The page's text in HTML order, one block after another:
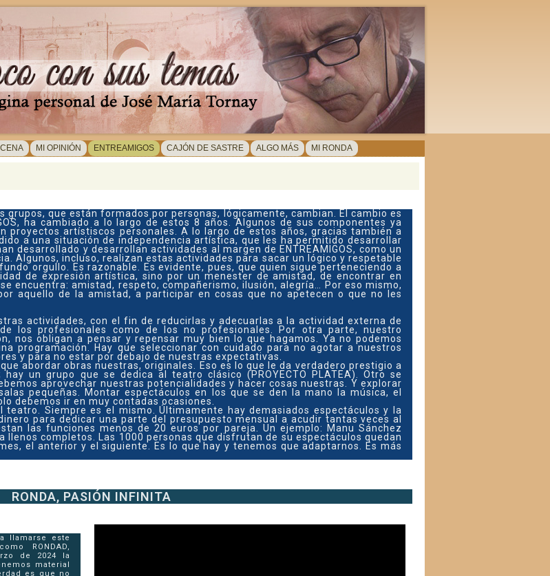
MI OPINIÓN ENTREAMIGOS CAJÓN DE SASTRE ALGO MÁS MI RONDA
grupos, que están formados por personas, lógicamente, cambian. El cambio es
ha cambiado a lo largo de estos 8 años. Algunos de sus componentes ya
proyectos artístiscos personales. A lo largo de estos años, gracias también a
a una situación de independencia artística, que les ha permitido desarrollar
desarrollado y desarrollan actividades al margen de ENTREAMIGOS, como un
Algunos, incluso, realizan estas actividades para sacar un lógico y respetable
orgullo. Es razonable. Es evidente, pues, que quien sigue perteneciendo a
de expresión artística, sino por un menester de amistad, de encontrar en
encuentra: amistad, respeto, compañerismo, ilusión, alegría… Por eso mismo,
aquello de la amistad, a participar en cosas que no apetecen o que no les
actividades, con el fin de reducirlas y adecuarlas a la actividad externa de
de los profesionales como de los no profesionales. Por otra parte, nuestro
nos obligan a pensar y repensar muy bien lo que hagamos. Ya no podemos
programación. Hay que seleccionar con cuidado para no agotar a nuestros
y para no estar por debajo de nuestras expectativas.
abordar obras nuestras, originales. Eso es lo que le da verdadero prestigio a
un grupo que se dedica al teatro clásico (PROYECTO PLATEA). Otro se
aprovechar nuestras potencialidades y hacer cosas nuestras. Y explorar
pequeñas. Montar espectáculos en los que se den la mano la música, el
debemos ir en muy contadas ocasiones.
teatro. Siempre es el mismo. Últimamente hay demasiados espectáculos y la
para dedicar una parte del presupuesto mensual a acudir tantas veces al
las funciones menos de 20 euros por pareja. Un ejemplo: Manu Sánchez
llenos completos. Las 1000 personas que disfrutan de su espectáculos quedan
el anterior y el siguiente. Es lo que hay y tenemos que adaptarnos. Es más
RONDA, PASIÓN INFINITA
a llamarse este
RONDAD,
de 2024 la
material
es que no